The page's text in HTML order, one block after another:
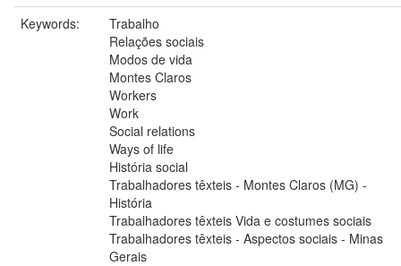
Keywords:
Trabalho
Relações sociais
Modos de vida
Montes Claros
Workers
Work
Social relations
Ways of life
História social
Trabalhadores têxteis - Montes Claros (MG) -
História
Trabalhadores têxteis Vida e costumes sociais
Trabalhadores têxteis - Aspectos sociais - Minas
Gerais